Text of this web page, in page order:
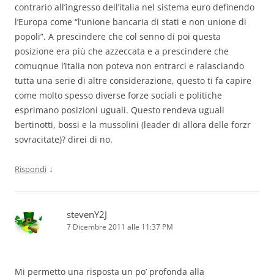
contrario all’ingresso dell’italia nel sistema euro definendo
l’Europa come “l’unione bancaria di stati e non unione di
popoli”. A prescindere che col senno di poi questa
posizione era più che azzeccata e a prescindere che
comuqnue l’italia non poteva non entrarci e ralasciando
tutta una serie di altre considerazione, questo ti fa capire
come molto spesso diverse forze sociali e politiche
esprimano posizioni uguali. Questo rendeva uguali
bertinotti, bossi e la mussolini (leader di allora delle forzr
sovracitate)? direi di no.
Rispondi ↓
stevenY2J
7 Dicembre 2011 alle 11:37 PM
Mi permetto una risposta un po’ profonda alla